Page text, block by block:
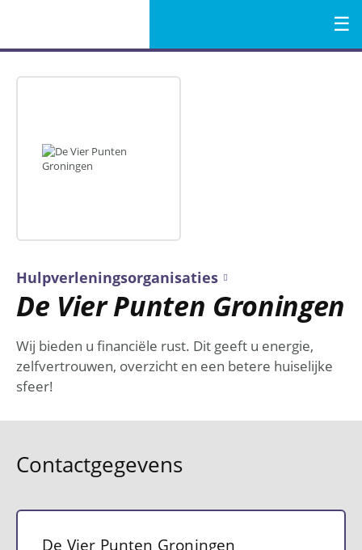
Menu
Hulpverleningsorganisaties
De Vier Punten Groningen
Wij bieden u financiële rust. Dit geeft u energie,
zelfvertrouwen, overzicht en een betere huiselijke
sfeer!
Contactgegevens
De Vier Punten Groningen